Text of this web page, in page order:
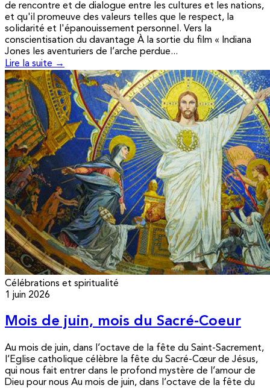
de rencontre et de dialogue entre les cultures et les nations,
et qu'il promeuve des valeurs telles que le respect, la
solidarité et l'épanouissement personnel. Vers la
conscientisation du davantage À la sortie du film « Indiana
Jones les aventuriers de l’arche perdue...
Lire la suite →
Célébrations et spiritualité
1 juin 2026
Mois de juin, mois du Sacré-Coeur
Au mois de juin, dans l’octave de la fête du Saint-Sacrement,
l’Eglise catholique célèbre la fête du Sacré-Cœur de Jésus,
qui nous fait entrer dans le profond mystère de l’amour de
Dieu pour nous Au mois de juin, dans l’octave de la fête du